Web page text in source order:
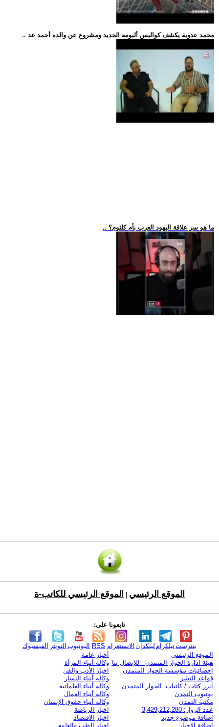
.. محمد عدوية يكشف كواليس ألبومه الجديد ومشروع عن والده أحمد عد
.. ما هو سر علاقة اليهود العرب بأم كلثوم؟
الموقع الرئيسي الموقع الرئيسي للكاتب-ة
تابعونا على:
الفيسبوك التويتر اليوتيوب RSS الانستغرام لينكدإن تيلكرامبنترست
الموقع الرئيسي
هيئة ادارة الحوار المتمدن - للإتصال بنا
إحصائيات مؤسسة الحوار المتمدن
قواعد النشر
ابرز كتاب / كاتبات الحوار المتمدن
يوتيوب التمدن
مكتبة التمدن
عدد الزوار: 3,429,212,280
اضافة موضوع جديد
اضافة الاخبار
أخبار عامة
وكالة أنباء المرأة
اخبار الأدب والفن
وكالة أنباء اليسار
وكالة أنباء العلمانية
وكالة أنباء العمال
وكالة أنباء حقوق الإنسان
اخبار الرياضة
اخبار الاقتصاد
اخبار الطب والعلوم